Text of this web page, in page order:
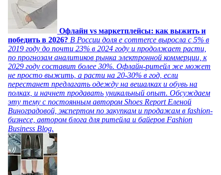
Офлайн vs маркетплейсы: как выжить и
победить в 2026? В России доля e commerce выросла с 5% в
2019 году до почти 23% в 2024 году и продолжает расти,
по прогнозам аналитиков рынка электронной коммерции, к
2029 году составит более 30%. Офлайн-ритейл же может
не просто выжить, а расти на 20-30% в год, если
перестанет предлагать одежду на вешалках и обувь на
полках, и начнет продавать уникальный опыт. Обсуждаем
эту тему с постоянным автором Shoes Report Еленой
Виноградовой, экспертом по закупкам и продажам в fashion-
бизнесе, автором блога для ритейла и байеров Fashion
Business Blog.